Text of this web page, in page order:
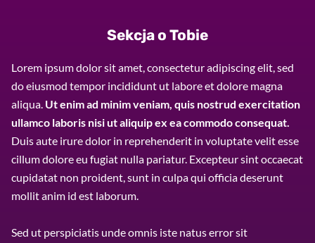
Sekcja o Tobie
Lorem ipsum dolor sit amet, consectetur adipiscing elit, sed
do eiusmod tempor incididunt ut labore et dolore magna
aliqua. Ut enim ad minim veniam, quis nostrud exercitation
ullamco laboris nisi ut aliquip ex ea commodo consequat.
Duis aute irure dolor in reprehenderit in voluptate velit esse
cillum dolore eu fugiat nulla pariatur. Excepteur sint occaecat
cupidatat non proident, sunt in culpa qui officia deserunt
mollit anim id est laborum.
Sed ut perspiciatis unde omnis iste natus error sit